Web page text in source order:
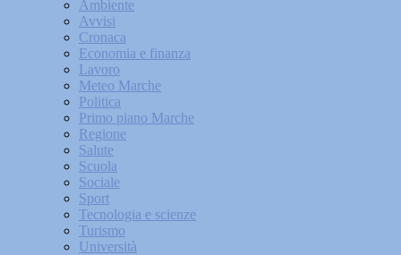
Ambiente
Avvisi
Cronaca
Economia e finanza
Lavoro
Meteo Marche
Politica
Primo piano Marche
Regione
Salute
Scuola
Sociale
Sport
Tecnologia e scienze
Turismo
Università